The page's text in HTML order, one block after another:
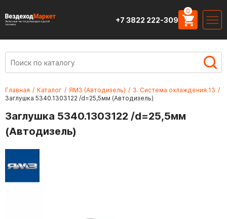
Запасные части для вездеходной
техники
+7 3822 222-309
0
Главная / Каталог / ЯМЗ (Автодизель) / 3. Система охлаждения 13 /
Заглушка 5340.1303122 /d=25,5мм (Автодизель)
Заглушка 5340.1303122 /d=25,5мм
(Автодизель)